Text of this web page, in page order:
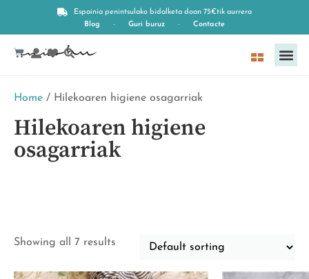
Espainia penintsulako bidalketa doan 75€tik aurrera
Blog
Guri buruz Contacte
Euskara
Home / Hilekoaren higiene osagarriak
Hilekoaren higiene
osagarriak
Showing all 7 results